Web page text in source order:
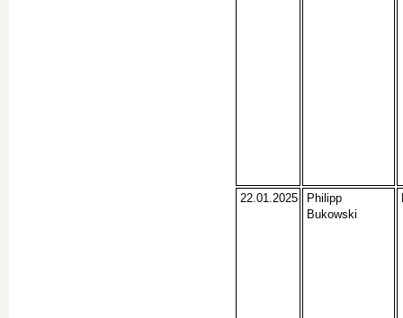
22.01.2025
Philipp
Bukowski